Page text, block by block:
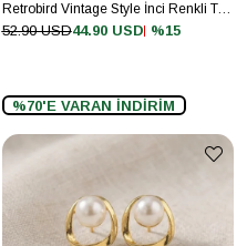
Retrobird Vintage Style İnci Renkli Tasarım Küpe
%15
44.90 USD
52.90 USD
%70'E VARAN İNDİRİM